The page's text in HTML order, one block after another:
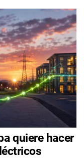
quiere hacer